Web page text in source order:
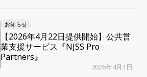
お知らせ
【2026年4月22日提供開始】公共営
業支援サービス『NJSS Pro
Partners』
2026年4月1日